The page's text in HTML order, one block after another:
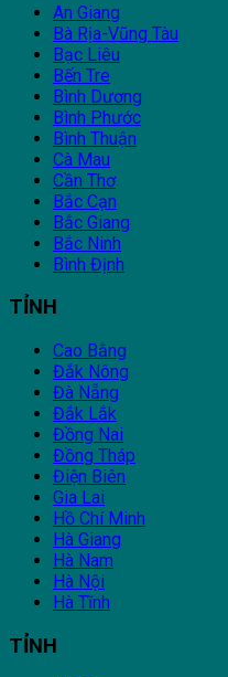
An Giang
Bà Rịa-Vũng Tàu
Bạc Liêu
Bến Tre
Bình Dương
Bình Phước
Bình Thuận
Cà Mau
Cần Thơ
Bắc Cạn
Bắc Giang
Bắc Ninh
Bình Định
TỈNH
Cao Bằng
Đắk Nông
Đà Nẵng
Đắk Lắk
Đồng Nai
Đồng Tháp
Điện Biên
Gia Lai
Hồ Chí Minh
Hà Giang
Hà Nam
Hà Nội
Hà Tĩnh
TỈNH